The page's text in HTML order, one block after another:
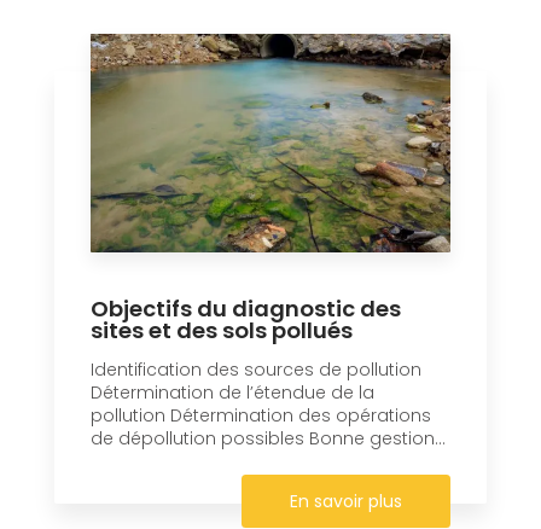
Objectifs du diagnostic des
sites et des sols pollués
Identification des sources de pollution
Détermination de l’étendue de la
pollution Détermination des opérations
de dépollution possibles Bonne gestion...
En savoir plus